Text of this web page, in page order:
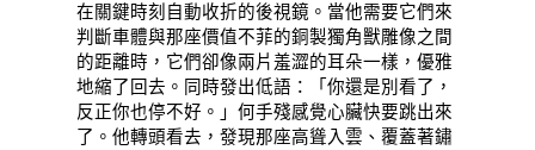
在關鍵時刻自動收折的後視鏡。當他需要它們來
判斷車體與那座價值不菲的銅製獨角獸雕像之間
的距離時，它們卻像兩片羞澀的耳朵一樣，優雅
地縮了回去。同時發出低語：「你還是別看了，
反正你也停不好。」何手殘感覺心臟快要跳出來
了。他轉頭看去，發現那座高聳入雲、覆蓋著鏽